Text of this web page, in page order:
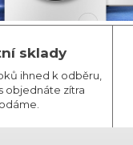
sklady
ihned k odběru,
objednáte zítra